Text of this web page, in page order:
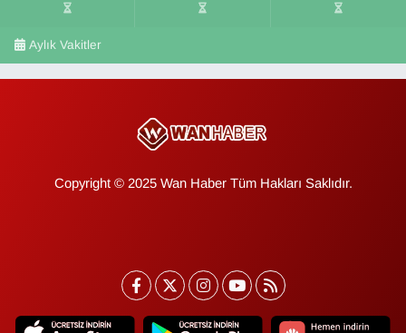
Aylık Vakitler
Copyright © 2025 Wan Haber Tüm Hakları Saklıdır.